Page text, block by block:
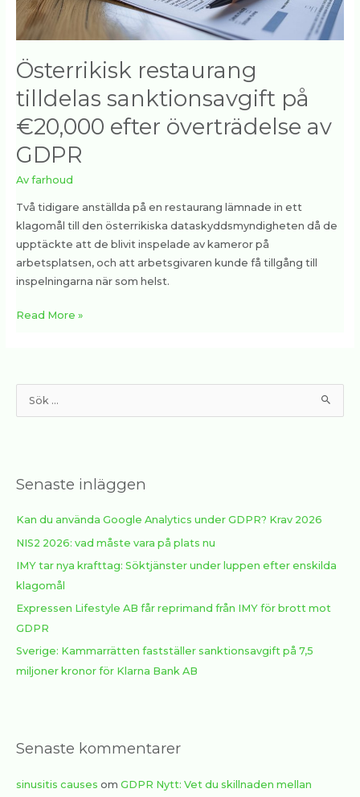
Österrikisk restaurang
tilldelas sanktionsavgift på
€20,000 efter överträdelse av
GDPR
Av farhoud
Två tidigare anställda på en restaurang lämnade in ett
klagomål till den österrikiska dataskyddsmyndigheten då de
upptäckte att de blivit inspelade av kameror på
arbetsplatsen, och att arbetsgivaren kunde få tillgång till
inspelningarna när som helst.
överträdelse
Read More »
f
e
r
:
Senaste inläggen
Kan du använda Google Analytics under GDPR? Krav 2026
NIS2 2026: vad måste vara på plats nu
IMY tar nya krafttag: Söktjänster under luppen efter enskilda
klagomål
Expressen Lifestyle AB får reprimand från IMY för brott mot
GDPR
Sverige: Kammarrätten fastställer sanktionsavgift på 7,5
miljoner kronor för Klarna Bank AB
Senaste kommentarer
sinusitis causes om GDPR Nytt: Vet du skillnaden mellan